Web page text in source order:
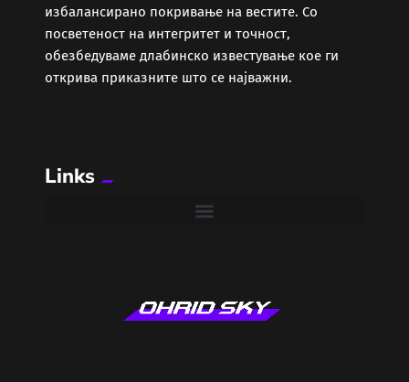
Забава
Здравје
Колумни
избалансирано покривање на вестите. Со
посветеност на интегритет и точност,
обезбедуваме длабинско известување кое ги
открива приказните што се најважни.
Links